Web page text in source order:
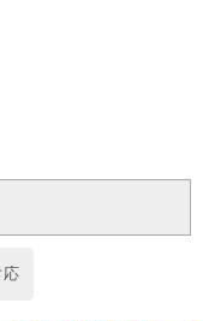
応